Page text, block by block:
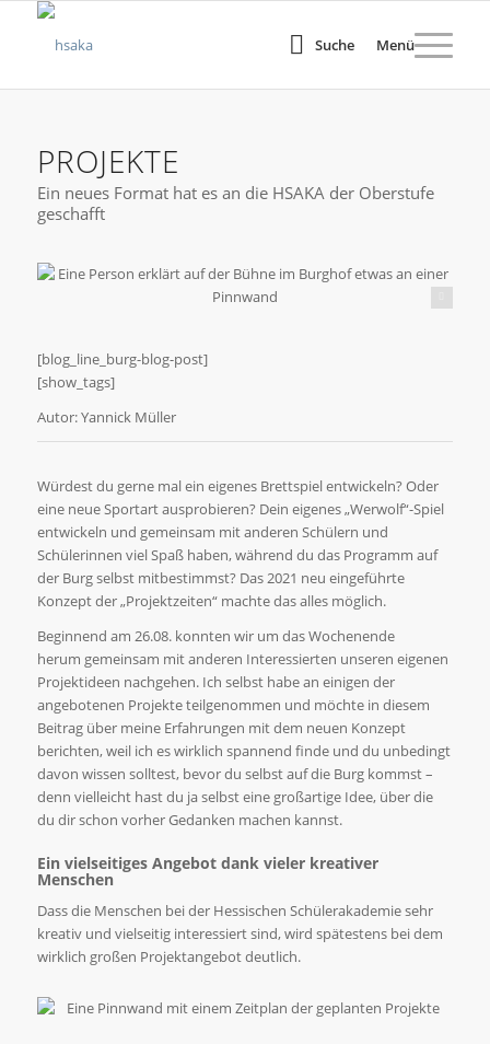
Suche Menü
PROJEKTE
Ein neues Format hat es an die HSAKA der Oberstufe
geschafft
[blog_line_burg-blog-post]
[show_tags]
Autor: Yannick Müller
Würdest du gerne mal ein eigenes Brettspiel entwickeln? Oder
eine neue Sportart ausprobieren? Dein eigenes „Werwolf“-Spiel
entwickeln und gemeinsam mit anderen Schülern und
Schülerinnen viel Spaß haben, während du das Programm auf
der Burg selbst mitbestimmst? Das 2021 neu eingeführte
Konzept der „Projektzeiten“ machte das alles möglich.
Beginnend am 26.08. konnten wir um das Wochenende
herum gemeinsam mit anderen Interessierten unseren eigenen
Projektideen nachgehen. Ich selbst habe an einigen der
angebotenen Projekte teilgenommen und möchte in diesem
Beitrag über meine Erfahrungen mit dem neuen Konzept
berichten, weil ich es wirklich spannend finde und du unbedingt
davon wissen solltest, bevor du selbst auf die Burg kommst –
denn vielleicht hast du ja selbst eine großartige Idee, über die
du dir schon vorher Gedanken machen kannst.
Ein vielseitiges Angebotdank vieler kreativer
Menschen
Dass die Menschen bei der Hessischen Schülerakademie sehr
kreativ und vielseitig interessiert sind, wird spätestens bei dem
wirklich großen Projektangebot deutlich.